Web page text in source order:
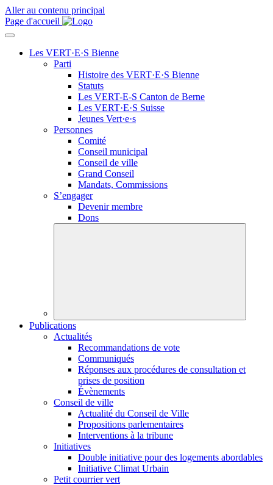
Aller au contenu principal
Page d'accueil
Les VERT·E·S Bienne
Parti
Histoire des VERT·E·S Bienne
Statuts
Les VERT-E-S Canton de Berne
Les VERT·E·S Suisse
Jeunes Vert·e·s
Personnes
Comité
Conseil municipal
Conseil de ville
Grand Conseil
Mandats, Commissions
S’engager
Devenir membre
Dons
Publications
Actualités
Recommandations de vote
Communiqués
Réponses aux procédures de consultation et
prises de position
Évènements
Conseil de ville
Actualité du Conseil de Ville
Propositions parlementaires
Interventions à la tribune
Initiatives
Double initiative pour des logements abordables
Initiative Climat Urbain
Petit courrier vert